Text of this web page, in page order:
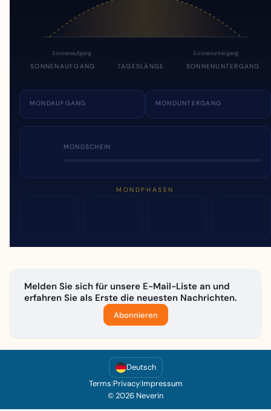
Sonnenaufgang Sonnenuntergang
SONNENAUFGANG TAGESLÄNGE SONNENUNTERGANG
MONDAUFGANG MONDUNTERGANG
MONDSCHEIN
MONDPHASEN
Melden Sie sich für unsere E-Mail-Liste an und
erfahren Sie als Erste die neuesten Nachrichten.
Abonnieren
Deutsch
Terms|Privacy|Impressum
© 2026 Neverin